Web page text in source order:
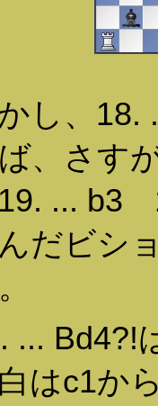
し、18.
、さす
... b3
だビシ
Bd4?!
はc1か